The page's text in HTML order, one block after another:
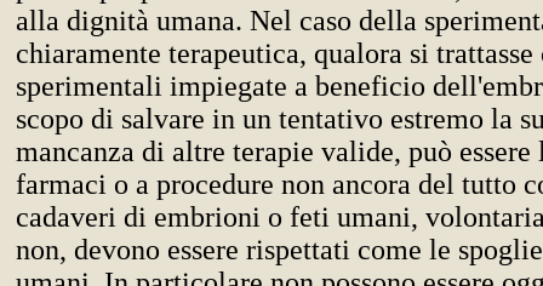
alla dignità umana. Nel caso della
chiaramente terapeutica, qualora si
sperimentali impiegate a beneficio
scopo di salvare in un tentativo estremo la
mancanza di altre terapie valide, può
farmaci o a procedure non ancora del tutto
cadaveri di embrioni o feti umani,
non, devono essere rispettati come le